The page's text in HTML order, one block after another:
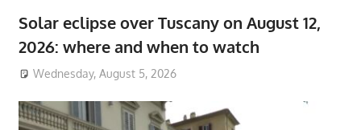
Solar eclipse over Tuscany on August 12,
2026: where and when to watch
Wednesday, August 5, 2026